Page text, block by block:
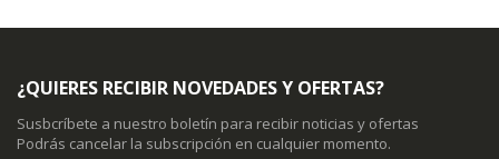
¿QUIERES RECIBIR NOVEDADES Y OFERTAS?
Susbcríbete a nuestro boletín para recibir noticias y ofertas
Podrás cancelar la subscripción en cualquier momento.